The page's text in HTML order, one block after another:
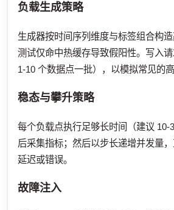
负载生成策略
生成器按时间序列维度与标签组合构
测试仅命中热缓存导致假阳性。写入
1-10 个数据点一批），以模拟常见的
稳态与攀升策略
每个负载点执行足够长时间（建议 10-
后采集指标；然后以步长递增并发量
延迟或错误。
故障注入